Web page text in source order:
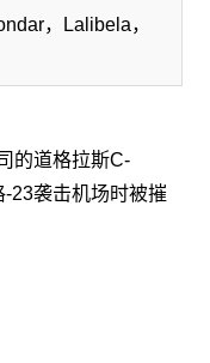
，Lalibela，
的道格拉斯C-
23袭击机场时被摧